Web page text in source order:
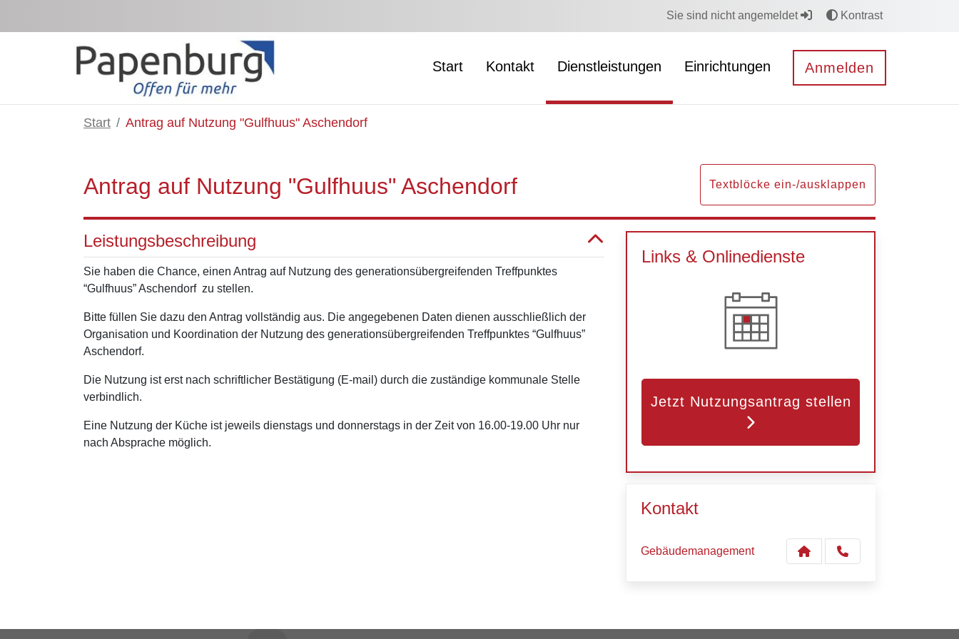
Sie sind nicht angemeldet Kontrast
Start Kontakt Dienstleistungen Einrichtungen Anmelden
Start Antrag auf Nutzung "Gulfhuus" Aschendorf
Antrag auf Nutzung "Gulfhuus" Aschendorf Textblöcke ein-/ausklappen
Leistungsbeschreibung
Sie haben die Chance, einen Antrag auf Nutzung des generationsübergreifenden Treffpunktes
“Gulfhuus” Aschendorf zu stellen.
Bitte füllen Sie dazu den Antrag vollständig aus. Die angegebenen Daten dienen ausschließlich der
Organisation und Koordination der Nutzung des generationsübergreifenden Treffpunktes “Gulfhuus”
Aschendorf.
Die Nutzung ist erst nach schriftlicher Bestätigung (E-mail) durch die zuständige kommunale Stelle
verbindlich.
Eine Nutzung der Küche ist jeweils dienstags und donnerstags in der Zeit von 16.00-19.00 Uhr nur
nach Absprache möglich.
Links & Onlinedienste
Jetzt Nutzungsantrag stellen
Kontakt
Gebäudemanagement